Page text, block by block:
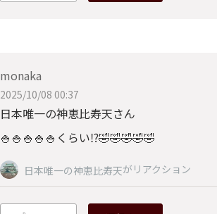
monaka
2025/10/08 00:37
日本唯一の神恵比寿天さん
🍚🍚🍚🍚🍚くらい⁉️🤣🤣🤣🤣🤣
日本唯一の神恵比寿天がリアクション